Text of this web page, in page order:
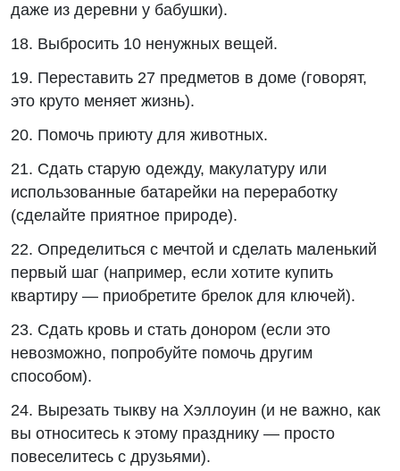
даже из деревни у бабушки).
18. Выбросить 10 ненужных вещей.
19. Переставить 27 предметов в доме (говорят,
это круто меняет жизнь).
20. Помочь приюту для животных.
21. Сдать старую одежду, макулатуру или
использованные батарейки на переработку
(сделайте приятное природе).
22. Определиться с мечтой и сделать маленький
первый шаг (например, если хотите купить
квартиру — приобретите брелок для ключей).
23. Сдать кровь и стать донором (если это
невозможно, попробуйте помочь другим
способом).
24. Вырезать тыкву на Хэллоуин (и не важно, как
вы относитесь к этому празднику — просто
повеселитесь с друзьями).